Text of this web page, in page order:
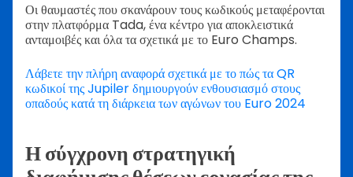
Οι θαυμαστές που σκανάρουν τους κωδικούς μεταφέρονται
στην πλατφόρμα Tada, ένα κέντρο για αποκλειστικά
ανταμοιβές και όλα τα σχετικά με το Euro Champs.
Λάβετε την πλήρη αναφορά σχετικά με το πώς τα QR
κωδικοί της Jupiler δημιουργούν ενθουσιασμό στους
οπαδούς κατά τη διάρκεια των αγώνων του Euro 2024
Η σύγχρονη στρατηγική